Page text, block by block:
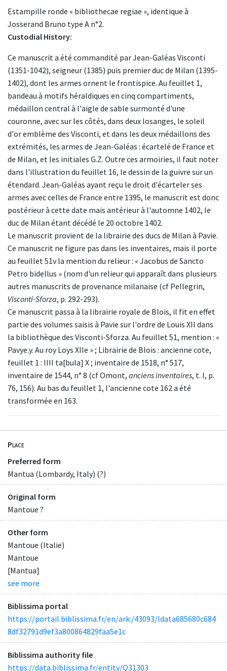
Estampille ronde « bibliothecae regiae », identique à
Josserand Bruno type A n°2.
Custodial History:
Ce manuscrit a été commandité par Jean-Galéas Visconti
(1351-1042), seigneur (1385) puis premier duc de Milan (1395-
1402), dont les armes ornent le frontispice. Au feuillet 1,
bandeau à motifs héraldiques en cinq compartiments,
médaillon central à l'aigle de sable surmonté d'une
couronne, avec sur les côtés, dans deux losanges, le soleil
d'or emblème des Visconti, et dans les deux médaillons des
extrémités, les armes de Jean-Galéas : écartelé de France et
de Milan, et les initiales G.Z. Outre ces armoiries, il faut noter
dans l'illustration du feuillet 16, le dessin de la guivre sur un
étendard. Jean-Galéas ayant reçu le droit d'écarteler ses
armes avec celles de France entre 1395, le manuscrit est donc
postérieur à cette date mais antérieur à l'automne 1402, le
duc de Milan étant décédé le 20 octobre 1402.
Le manuscrit provient de la librairie des ducs de Milan à Pavie.
Ce manuscrit ne figure pas dans les inventaires, mais il porte
au feuillet 51v la mention du relieur : « Jacobus de Sancto
Petro bidellus » (nom d'un relieur qui apparaît dans plusieurs
autres manuscrits de provenance milanaise (cf Pellegrin,
Visconti-Sforza, p. 292-293).
Ce manuscrit passa à la librairie royale de Blois, il fit en effet
partie des volumes saisis à Pavie sur l'ordre de Louis XII dans
la bibliothèque des Visconti-Sforza. Au feuillet 51, mention : «
Pavye.y. Au roy Loys XIIe » ; Librairie de Blois : ancienne cote,
feuillet 1 : IIII ta[bula] X ; inventaire de 1518, n° 517,
inventaire de 1544, n° 8 (cf Omont, anciens inventaires, t. I, p.
76, 156). Au bas du feuillet 1, l'ancienne cote 162 a été
transformée en 163.
Place
Preferred form
Mantua (Lombardy, Italy) (?)
Original form
Mantoue ?
Other form
Mantoue (Italie)
Mantoue
[Mantua]
see more
Biblissima portal
https://portail.biblissima.fr/en/ark:/43093/ldata685680c684
8df32791d9ef3a800864829faa5e1c
Biblissima authority file
https://data.biblissima.fr/entity/Q31303